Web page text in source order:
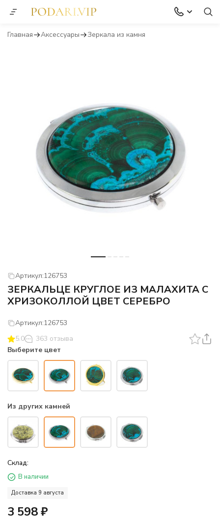
Главная Аксессуары Зеркала из камня
Артикул:126753
ЗЕРКАЛЬЦЕ КРУГЛОЕ ИЗ МАЛАХИТА С
ХРИЗОКОЛЛОЙ ЦВЕТ СЕРЕБРО
Артикул:126753
5.0
363 отзыва
Выберите цвет
Из других камней
Склад:
В наличии
Доставка 9 августа
3 598₽